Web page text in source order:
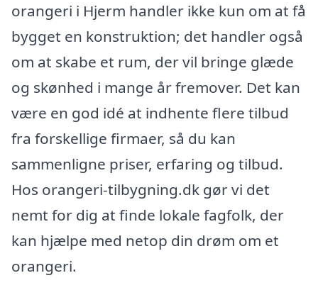
orangeri i Hjerm handler ikke kun om at få
bygget en konstruktion; det handler også
om at skabe et rum, der vil bringe glæde
og skønhed i mange år fremover. Det kan
være en god idé at indhente flere tilbud
fra forskellige firmaer, så du kan
sammenligne priser, erfaring og tilbud.
Hos orangeri-tilbygning.dk gør vi det
nemt for dig at finde lokale fagfolk, der
kan hjælpe med netop din drøm om et
orangeri.